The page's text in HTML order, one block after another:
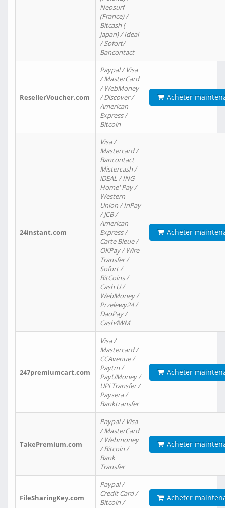
Neosurf
(France) /
Bitcash (
Japan) / Ideal
/ Sofort/
Bancontact
ResellerVoucher.com
Paypal / Visa
/ MasterCard
/ WebMoney
/ Discover /
American
Express /
Bitcoin
Acheter
24instant.com
Visa /
Mastercard /
Bancontact
Mistercash /
iDEAL / ING
Home' Pay /
Western
Union / InPay
/ JCB /
American
Express /
Carte Bleue /
OKPay / Wire
Transfer /
Sofort /
BitCoins /
Cash U /
WebMoney /
Przelewy24 /
DaoPay /
Cash4WM
Acheter
247premiumcart.com
Visa /
Mastercard /
CCAvenue /
Paytm /
PayUMoney /
UPi Transfer /
Paysera /
Banktransfer
Acheter
TakePremium.com
Paypal / Visa
/ MasterCard
/ Webmoney
/ Bitcoin /
Bank
Transfer
Acheter
FileSharingKey.com
Paypal /
Credit Card /
Bitcoin /
Acheter